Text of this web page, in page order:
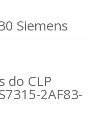
Siemens
do CLP
2AF83-